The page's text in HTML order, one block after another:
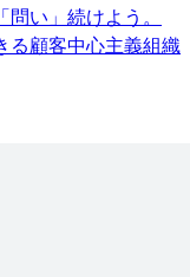
い」続けよう。
る顧客中心主義組織